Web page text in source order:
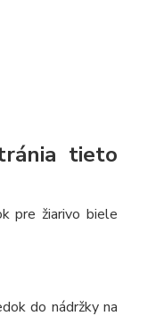
tieto
pre žiarivo biele
do nádržky na